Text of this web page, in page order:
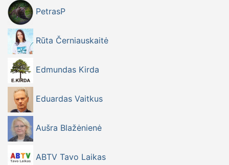
PetrasP
Rūta Černiauskaitė
Edmundas Kirda
Eduardas Vaitkus
Aušra Blažėnienė
ABTV Tavo Laikas